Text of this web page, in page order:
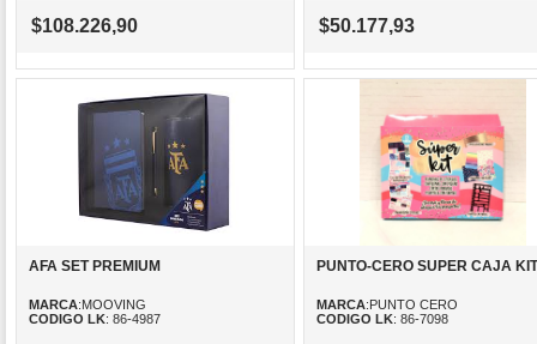
$108.226,90 $50.177,93
AFA SET PREMIUM
MARCA:MOOVING
CODIGO LK: 86-4987
PUNTO-CERO SUPER CAJA KIT
MARCA:PUNTO CERO
CODIGO LK: 86-7098